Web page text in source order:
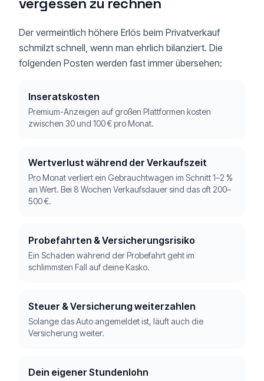
Der vermeintlich höhere Erlös beim Privatverkauf
schmilzt schnell, wenn man ehrlich bilanziert. Die
folgenden Posten werden fast immer übersehen:
Inseratskosten
Premium-Anzeigen auf großen Plattformen kosten
zwischen 30 und 100 € pro Monat.
Wertverlust während der Verkaufszeit
Pro Monat verliert ein Gebrauchtwagen im Schnitt 1–2 %
an Wert. Bei 8 Wochen Verkaufsdauer sind das oft 200–
500 €.
Probefahrten & Versicherungsrisiko
Ein Schaden während der Probefahrt geht im
schlimmsten Fall auf deine Kasko.
Steuer & Versicherung weiterzahlen
Solange das Auto angemeldet ist, läuft auch die
Versicherung weiter.
Dein eigener Stundenlohn